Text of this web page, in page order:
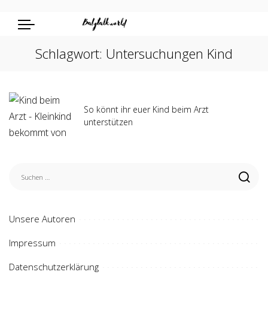
Schlagwort: Untersuchungen Kind
So könnt ihr euer Kind beim Arzt
unterstützen
Unsere Autoren
Impressum
Datenschutzerklärung